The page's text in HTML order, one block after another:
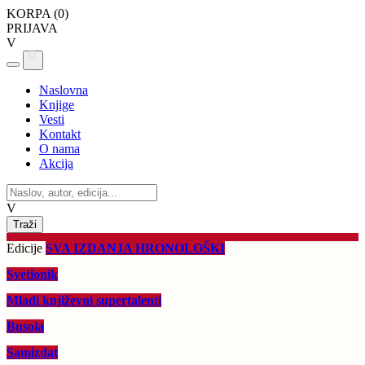
KORPA (0)
PRIJAVA
V
0
Naslovna
Knjige
Vesti
Kontakt
O nama
Akcija
V
Edicije SVA IZDANJA HRONOLOŠKI
Svetionik
Mladi književni supertalenti
Busola
Samizdat